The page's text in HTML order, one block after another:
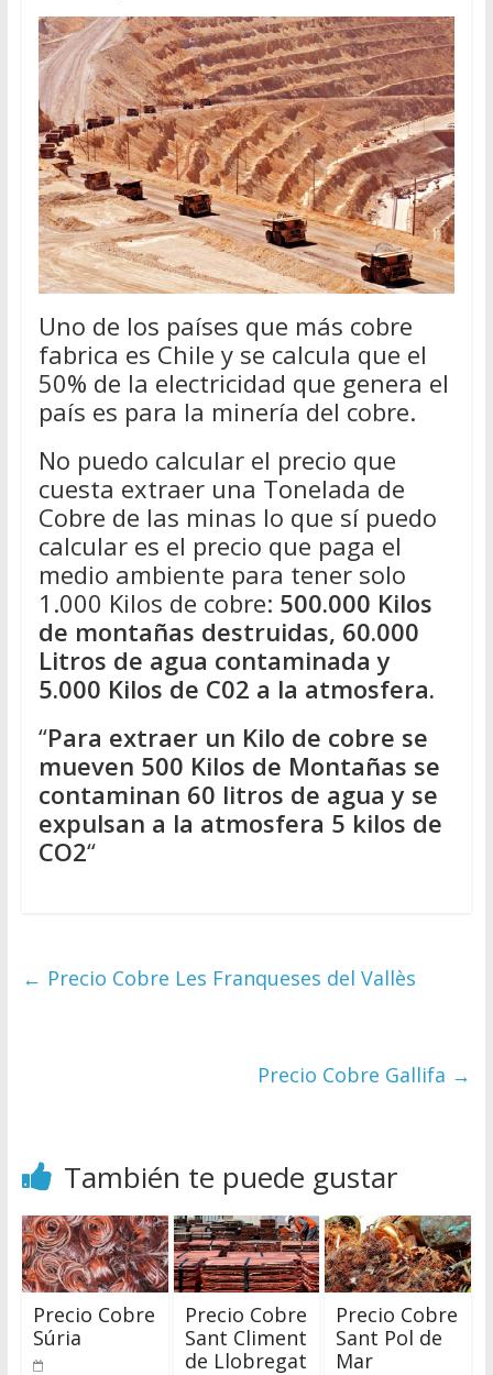
Uno de los países que más cobre
fabrica es Chile y se calcula que el
50% de la electricidad que genera el
país es para la minería del cobre.
No puedo calcular el precio que
cuesta extraer una Tonelada de
Cobre de las minas lo que sí puedo
calcular es el precio que paga el
medio ambiente para tener solo
1.000 Kilos de cobre: 500.000 Kilos
de montañas destruidas, 60.000
Litros de agua contaminada y
5.000 Kilos de C02 a la atmosfera.
“Para extraer un Kilo de cobre se
mueven 500 Kilos de Montañas se
contaminan 60 litros de agua y se
expulsan a la atmosfera 5 kilos de
CO2“
← Precio Cobre Les Franqueses del Vallès
Precio Cobre Gallifa →
También te puede gustar
Precio Cobre
Súria
Precio Cobre
Sant Climent
de Llobregat
Precio Cobre
Sant Pol de
Mar